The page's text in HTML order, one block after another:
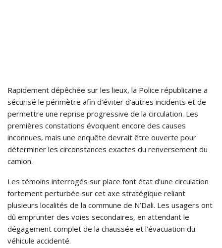
Rapidement dépêchée sur les lieux, la Police républicaine a
sécurisé le périmètre afin d’éviter d’autres incidents et de
permettre une reprise progressive de la circulation. Les
premières constations évoquent encore des causes
inconnues, mais une enquête devrait être ouverte pour
déterminer les circonstances exactes du renversement du
camion.
Les témoins interrogés sur place font état d’une circulation
fortement perturbée sur cet axe stratégique reliant
plusieurs localités de la commune de N’Dali. Les usagers ont
dû emprunter des voies secondaires, en attendant le
dégagement complet de la chaussée et l’évacuation du
véhicule accidenté.